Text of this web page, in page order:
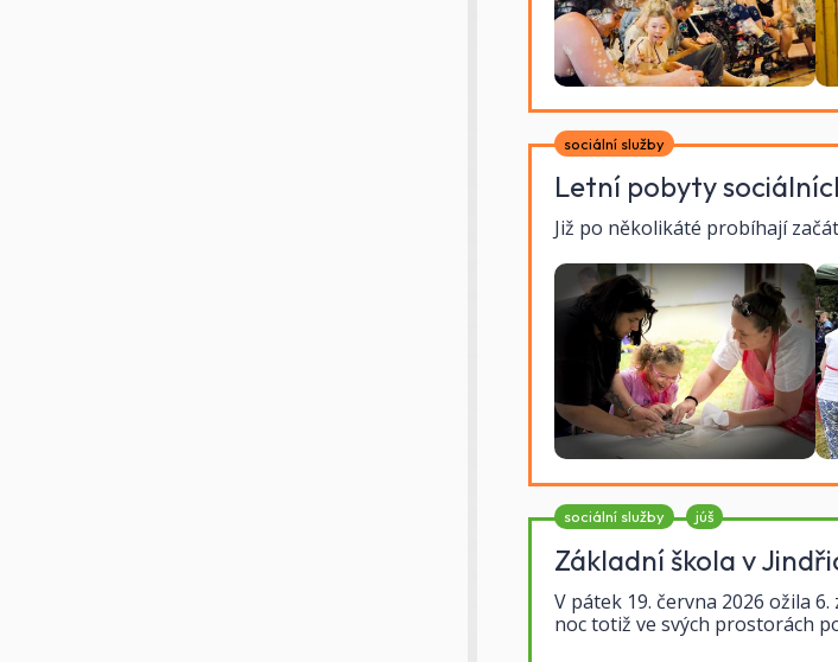
sociální služby
Letní pobyty
Již po několikáté probíhají
sociální služby júš
Základní škola v
V pátek 19. června 2026 ožila
noc totiž ve svých prostorách